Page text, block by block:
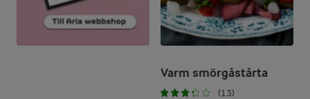
Varm smörgåstårta
(13)